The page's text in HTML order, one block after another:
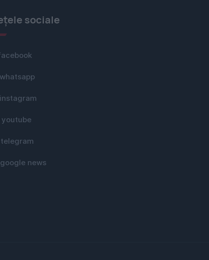
sociale
whatsapp
instagram
youtube
telegram
google news